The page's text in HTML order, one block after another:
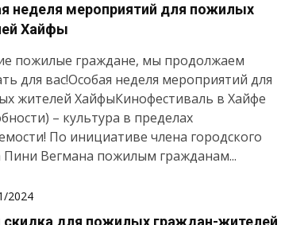
неделя мероприятий для пожилых
Хайфы
пожилые граждане, мы продолжаем
для вас!Особая неделя мероприятий для
жителей ХайфыКинофестиваль в Хайфе
– культура в пределах
По инициативе члена городского
Пини Вегмана пожилым гражданам...
2024
скидка для пожилых граждан-жителей